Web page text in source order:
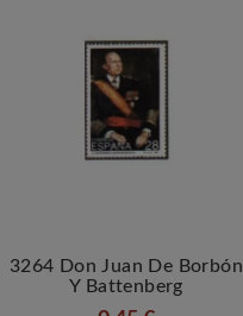
 
3264 Don Juan De Borbón
Y Battenberg